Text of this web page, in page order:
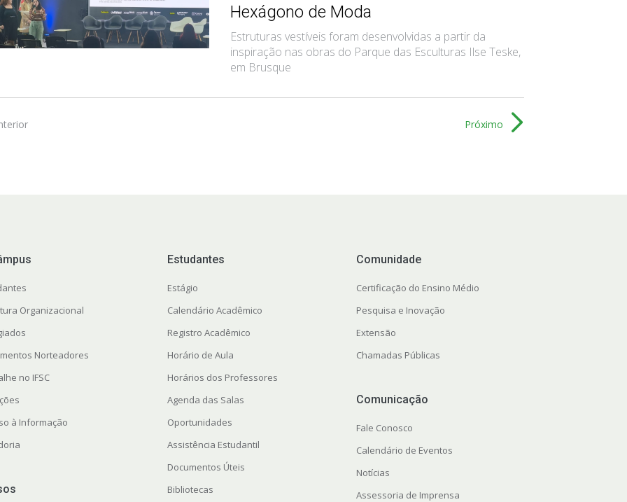
Hexágono de Moda
Estruturas vestíveis foram desenvolvidas a partir da
inspiração nas obras do Parque das Esculturas Ilse Teske,
em Brusque
Próximo
Organizacional
Norteadores
no IFSC
à Informação
Estudantes
Estágio
Calendário Acadêmico
Registro Acadêmico
Horário de Aula
Horários dos Professores
Agenda das Salas
Oportunidades
Assistência Estudantil
Documentos Úteis
Bibliotecas
Comunidade
Certificação do Ensino Médio
Pesquisa e Inovação
Extensão
Chamadas Públicas
Comunicação
Fale Conosco
Calendário de Eventos
Notícias
Assessoria de Imprensa